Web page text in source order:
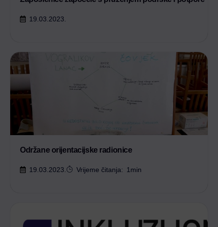
19.03.2023.
Održane orijentacijske radionice
19.03.2023. Vrijeme čitanja: 1 min